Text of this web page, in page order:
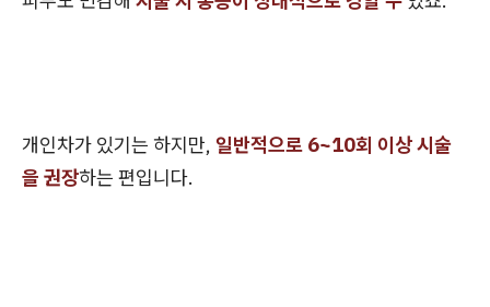
개인차가 있기는 하지만, 일반적으로 6~10회 이상 시술
을 권장하는 편입니다.